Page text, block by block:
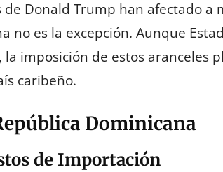
Donald Trump han afectado a
no es la excepción. Aunque
imposición de estos aranceles
caribeño.
Dominicana
de Importación